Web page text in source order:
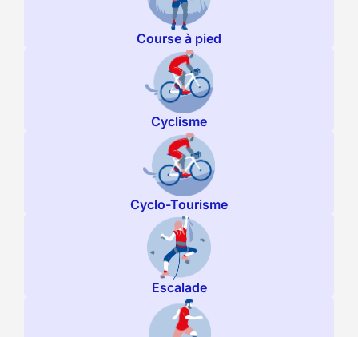
Course à pied
Cyclisme
Cyclo-Tourisme
Escalade